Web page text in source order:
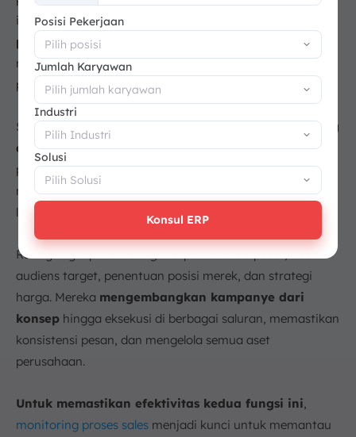
ini bertanggung jawab
pelanggan(CRM) secara mendalam, serta menyediakan
masukan kritis dari pasar kepada Marketing dan tim
produk.
Selain itu,after sales servicemenjadi bagian penting
dari tugassalesuntuk memastikan kepuasan
pelanggan setelah transaksi. Layanan ini juga
mendukung retensi pelanggan dan meningkatkan
loyalitas merek.
Ruang lingkupmarketingmeliputi analisis pasar, riset
audiens target, penentuan posisi merek, dan strategi
harga. Mereka mengembangkan kampanye dari
konsep hingga eksekusi di berbagai saluran, memastikan
konsistensi pesan, dan mengelola semua aset
perusahaan.
Untuk memastikan efektivitas kedua fungsi ini
monitoring proses sales menjadi kunci untuk memantau
+62
Posisi Pekerjaan
Jumlah Karyawan
Industri
Solusi
Konsul ERP